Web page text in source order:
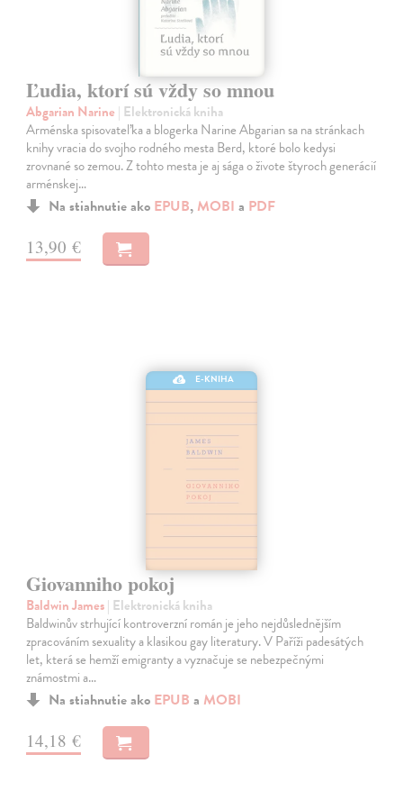
Ľudia, ktorí sú vždy so mnou
Abgarian Narine | Elektronická kniha
Arménska spisovateľka a blogerka Narine Abgarian sa na stránkach
knihy vracia do svojho rodného mesta Berd, ktoré bolo kedysi
zrovnané so zemou. Z tohto mesta je aj sága o živote štyroch generácií
arménskej…
Na stiahnutie ako EPUB, MOBI a PDF
13,90 €
E-KNIHA
Giovanniho pokoj
Baldwin James| Elektronická kniha
Baldwinův strhující kontroverzní román je jeho nejdůslednějším
zpracováním sexuality a klasikou gay literatury. V Paříži padesátých
let, která se hemží emigranty a vyznačuje se nebezpečnými
známostmi a…
Na stiahnutie ako EPUB a MOBI
14,18 €